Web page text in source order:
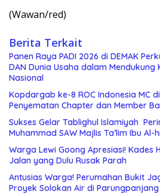
(Wawan/red)
Berita Terkait
Panen Raya PADI 2026 di DEMAK
DAN Dunia Usaha dalam Mendukung
Nasional
Kopdargab ke-8 ROC Indonesia MC
Penyematan Chapter dan Member
Sukses Gelar Tablighul Islamiyah
Muhammad SAW Majlis Ta’lim Ibu Al-
Warga Lewi Goong Apresiasi! Kades
Jalan yang Dulu Rusak Parah
Antusias Warga! Perumahan Bukit
Proyek Solokan Air di Parungpanjang